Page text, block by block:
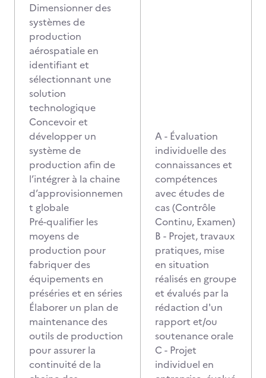
Dimensionner des
systèmes de
production
aérospatiale en
identifiant et
sélectionnant une
solution
technologique
Concevoir et
développer un
système de
production afin de
l’intégrer à la chaine
d’approvisionnemen
t globale
Pré-qualifier les
moyens de
production pour
fabriquer des
équipements en
préséries et en séries
Élaborer un plan de
maintenance des
outils de production
pour assurer la
continuité de la
A - Évaluation
individuelle des
connaissances et
compétences
avec études de
cas (Contrôle
Continu, Examen)
B - Projet, travaux
pratiques, mise
en situation
réalisés en groupe
et évalués par la
rédaction d'un
rapport et/ou
soutenance orale
C - Projet
individuel en